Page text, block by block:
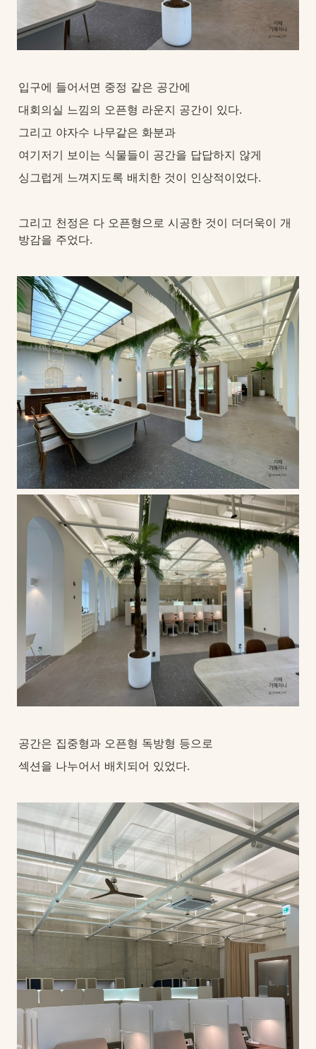
입구에 들어서면 중정 같은 공간에
대회의실 느낌의 오픈형 라운지 공간이 있다.
그리고 야자수 나무같은 화분과
여기저기 보이는 식물들이 공간을 답답하지 않게
싱그럽게 느껴지도록 배치한 것이 인상적이었다.
그리고 천정은 다 오픈형으로 시공한 것이 더더욱이 개
방감을 주었다.
공간은 집중형과 오픈형 독방형 등으로
섹션을 나누어서 배치되어 있었다.